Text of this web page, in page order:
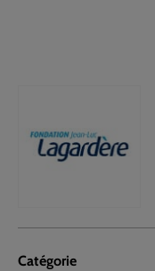
Catégorie